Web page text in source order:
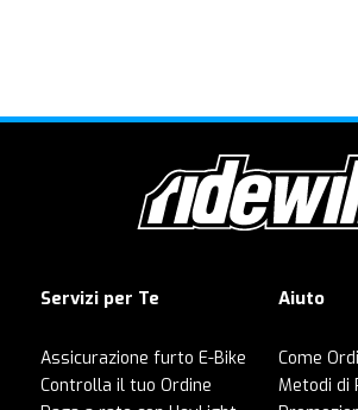
Servizi per Te
Assicurazione furto E-Bike
Controlla il tuo Ordine
Aiuto
Come
Metodi di